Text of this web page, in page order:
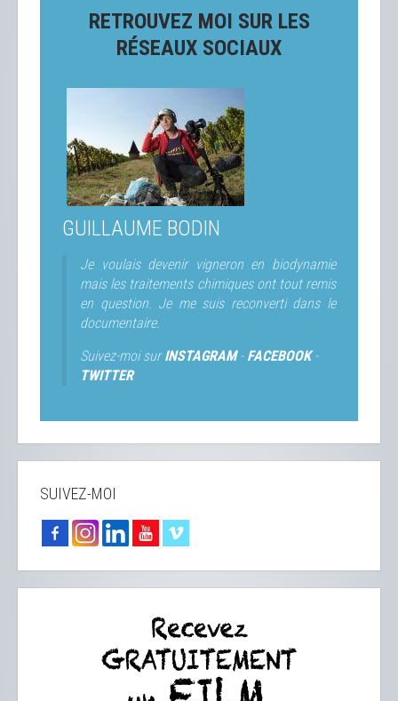
RETROUVEZ MOI SUR LES
RÉSEAUX SOCIAUX
GUILLAUME BODIN
Je voulais devenir vigneron en biodynamie
mais les traitements chimiques ont tout remis
en question. Je me suis reconverti dans le
documentaire.
Suivez-moi surINSTAGRAM- FACEBOOK-
TWITTER
SUIVEZ-MOI